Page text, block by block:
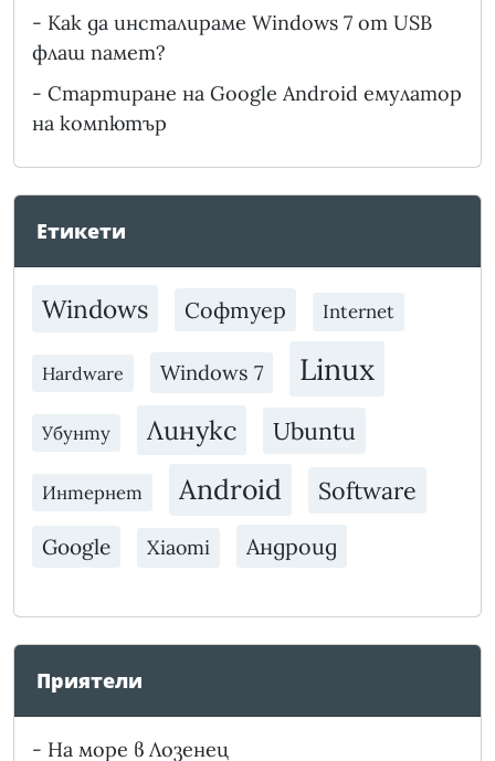
- Как да инсталираме Windows 7 от USB
флаш памет?
- Стартиране на Google Android емулатор
на компютър
Етикети
Windows Софтуер Internet
Hardware Windows 7 Linux
Убунту Линукс Ubuntu
Интернет Android Software
Google Xiaomi Андроид
Приятели
- На море в Лозенец